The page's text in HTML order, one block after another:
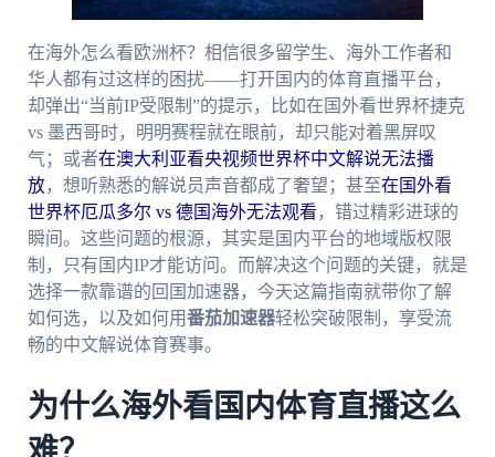
在海外怎么看欧洲杯？相信很多留学生、海外工作者和
华人都有过这样的困扰——打开国内的体育直播平台，
却弹出“当前IP受限制”的提示，比如在国外看世界杯捷克
vs 墨西哥时，明明赛程就在眼前，却只能对着黑屏叹
气；或者在澳大利亚看央视频世界杯中文解说无法播
放，想听熟悉的解说员声音都成了奢望；甚至在国外看
世界杯厄瓜多尔 vs 德国海外无法观看 ，错过精彩进球的
瞬间。这些问题的根源，其实是国内平台的地域版权限
制，只有国内IP才能访问。而解决这个问题的关键，就是
选择一款靠谱的回国加速器，今天这篇指南就带你了解
如何选，以及如何用番茄加速器轻松突破限制，享受流
畅的中文解说体育赛事。
为什么海外看国内体育直播这么